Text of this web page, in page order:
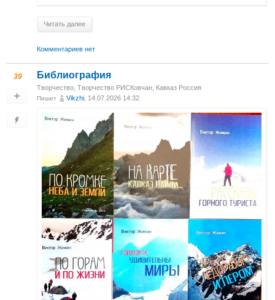
Читать далее
Комментариев нет
39 Библиография
Творчество Творчество РИСКовчан Кавказ Россия
Пишет Vikzhi , 14.07.2026 14:32